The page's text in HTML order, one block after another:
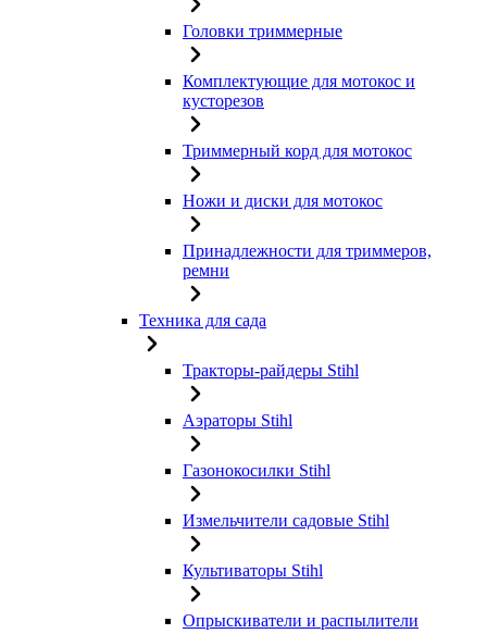
Головки триммерные
Комплектующие для мотокос и
кусторезов
Триммерный корд для мотокос
Ножи и диски для мотокос
Принадлежности для триммеров,
ремни
Техника для сада
Тракторы-райдеры Stihl
Аэраторы Stihl
Газонокосилки Stihl
Измельчители садовые Stihl
Культиваторы Stihl
Опрыскиватели и распылители